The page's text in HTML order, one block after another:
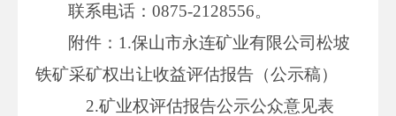
联系电话：0875-2128556。
附件：1.保山市永连矿业有限公司松坡
铁矿采矿权出让收益评估报告（公示稿）
2.矿业权评估报告公示公众意见表